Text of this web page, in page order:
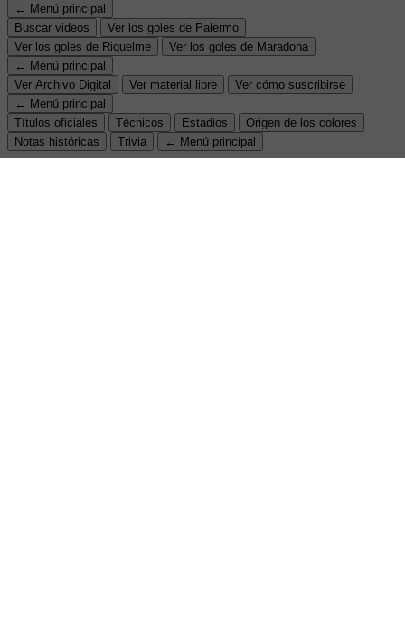
← Menú principal
Buscar videos
Ver los goles de Palermo
Ver los goles de Riquelme
Ver los goles de Maradona
← Menú principal
Ver Archivo Digital
Ver material libre
Ver cómo suscribirse
← Menú principal
Títulos oficiales
Técnicos Estadios
Origen de los colores
Notas históricas
Trivia ← Menú principal